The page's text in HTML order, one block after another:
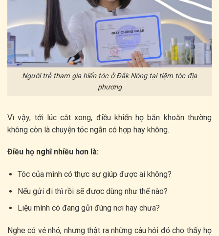
Người trẻ tham gia hiến tóc ở Đắk Nông tại tiệm tóc địa
phương
Vì vậy, tới lúc cắt xong, điều khiến họ băn khoăn thường
không còn là chuyện tóc ngắn có hợp hay không.
Điều họ nghĩ nhiều hơn là:
Tóc của mình có thực sự giúp được ai không?
Nếu gửi đi thì rồi sẽ được dùng như thế nào?
Liệu mình có đang gửi đúng nơi hay chưa?
Nghe có vẻ nhỏ, nhưng thật ra những câu hỏi đó cho thấy họ